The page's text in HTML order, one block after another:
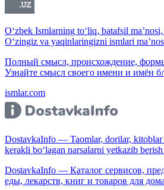
O‘zbek Ismlarning to‘liq, batafsil
O‘zingiz va yaqinlaringizni ismlari
Полный смысл, происхождение,
Узнайте смысл своего имени и имён
ismlar.com
DostavkaInfo — Taomlar, dorilar, kitoblar
kerakli bo‘lagan narsalarni yetkazib
DostavkaInfo — Каталог сервисов,
еды, лекарств, книг и товаров для